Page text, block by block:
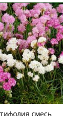
Куст
12-18
4-5
в мае и
месяца.
рас...
смесь